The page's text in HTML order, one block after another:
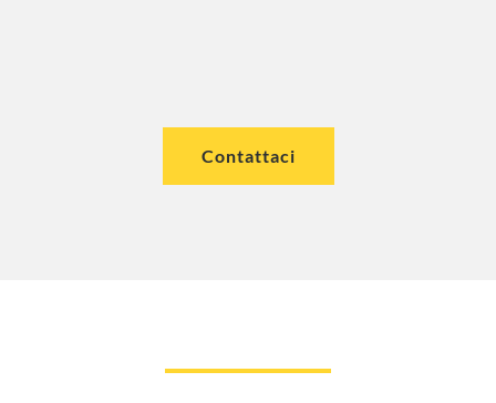
Contattaci